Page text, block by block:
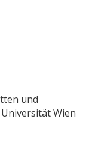
und
Wien